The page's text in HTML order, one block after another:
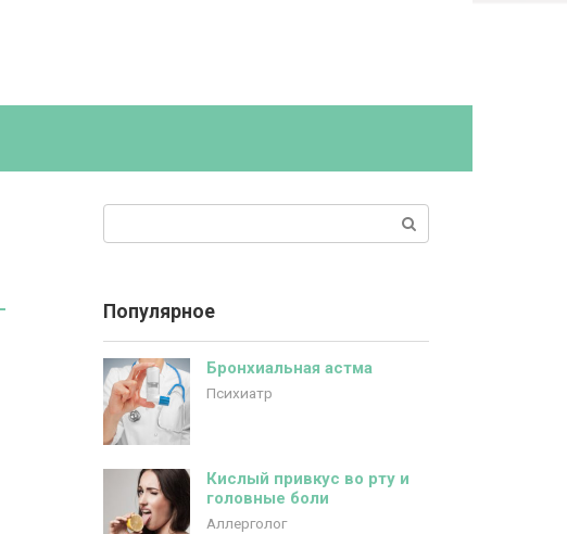
Популярное
Бронхиальная астма
Психиатр
Кислый привкус во рту и
головные боли
Аллерголог